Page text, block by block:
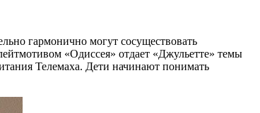
гармонично могут сосуществовать
«Одиссея» отдает «Джульетте» темы
Телемаха. Дети начинают понимать